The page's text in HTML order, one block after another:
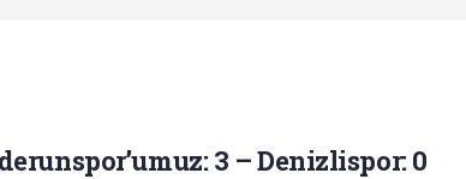
3 – Denizlispor: 0